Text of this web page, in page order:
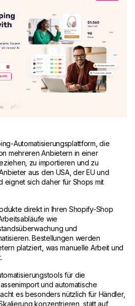
Automatisierungsplattform, die
mehreren Anbietern in einer
zu importieren und zu
aus den USA, der EU und
eignet sich daher für Shops mit
direkt in Ihren Shopify-Shop
wie
und
Bestellungen werden
platziert, was manuelle Arbeit und
für die
und automatische
es besonders nützlich für Händler,
konzentrieren, statt auf